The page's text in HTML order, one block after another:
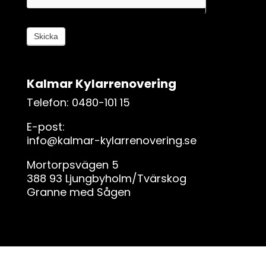
l
ä
a
d
t
h
r
f
ä
t
Skicka
Kalmar Kylarrenovering
Telefon: 0480-101 15
E-post:
info@kalmar-kylarrenovering.se
Mortorpsvägen 5
388 93 Ljungbyholm/Tvärskog
Granne med Sågen